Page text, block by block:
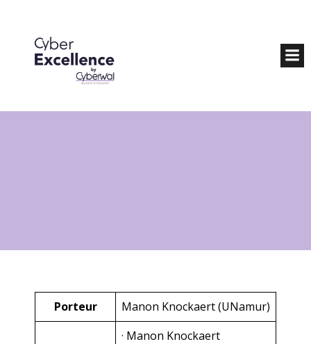
Porteur Manon Knockaert (UNamur)
· Manon Knockaert